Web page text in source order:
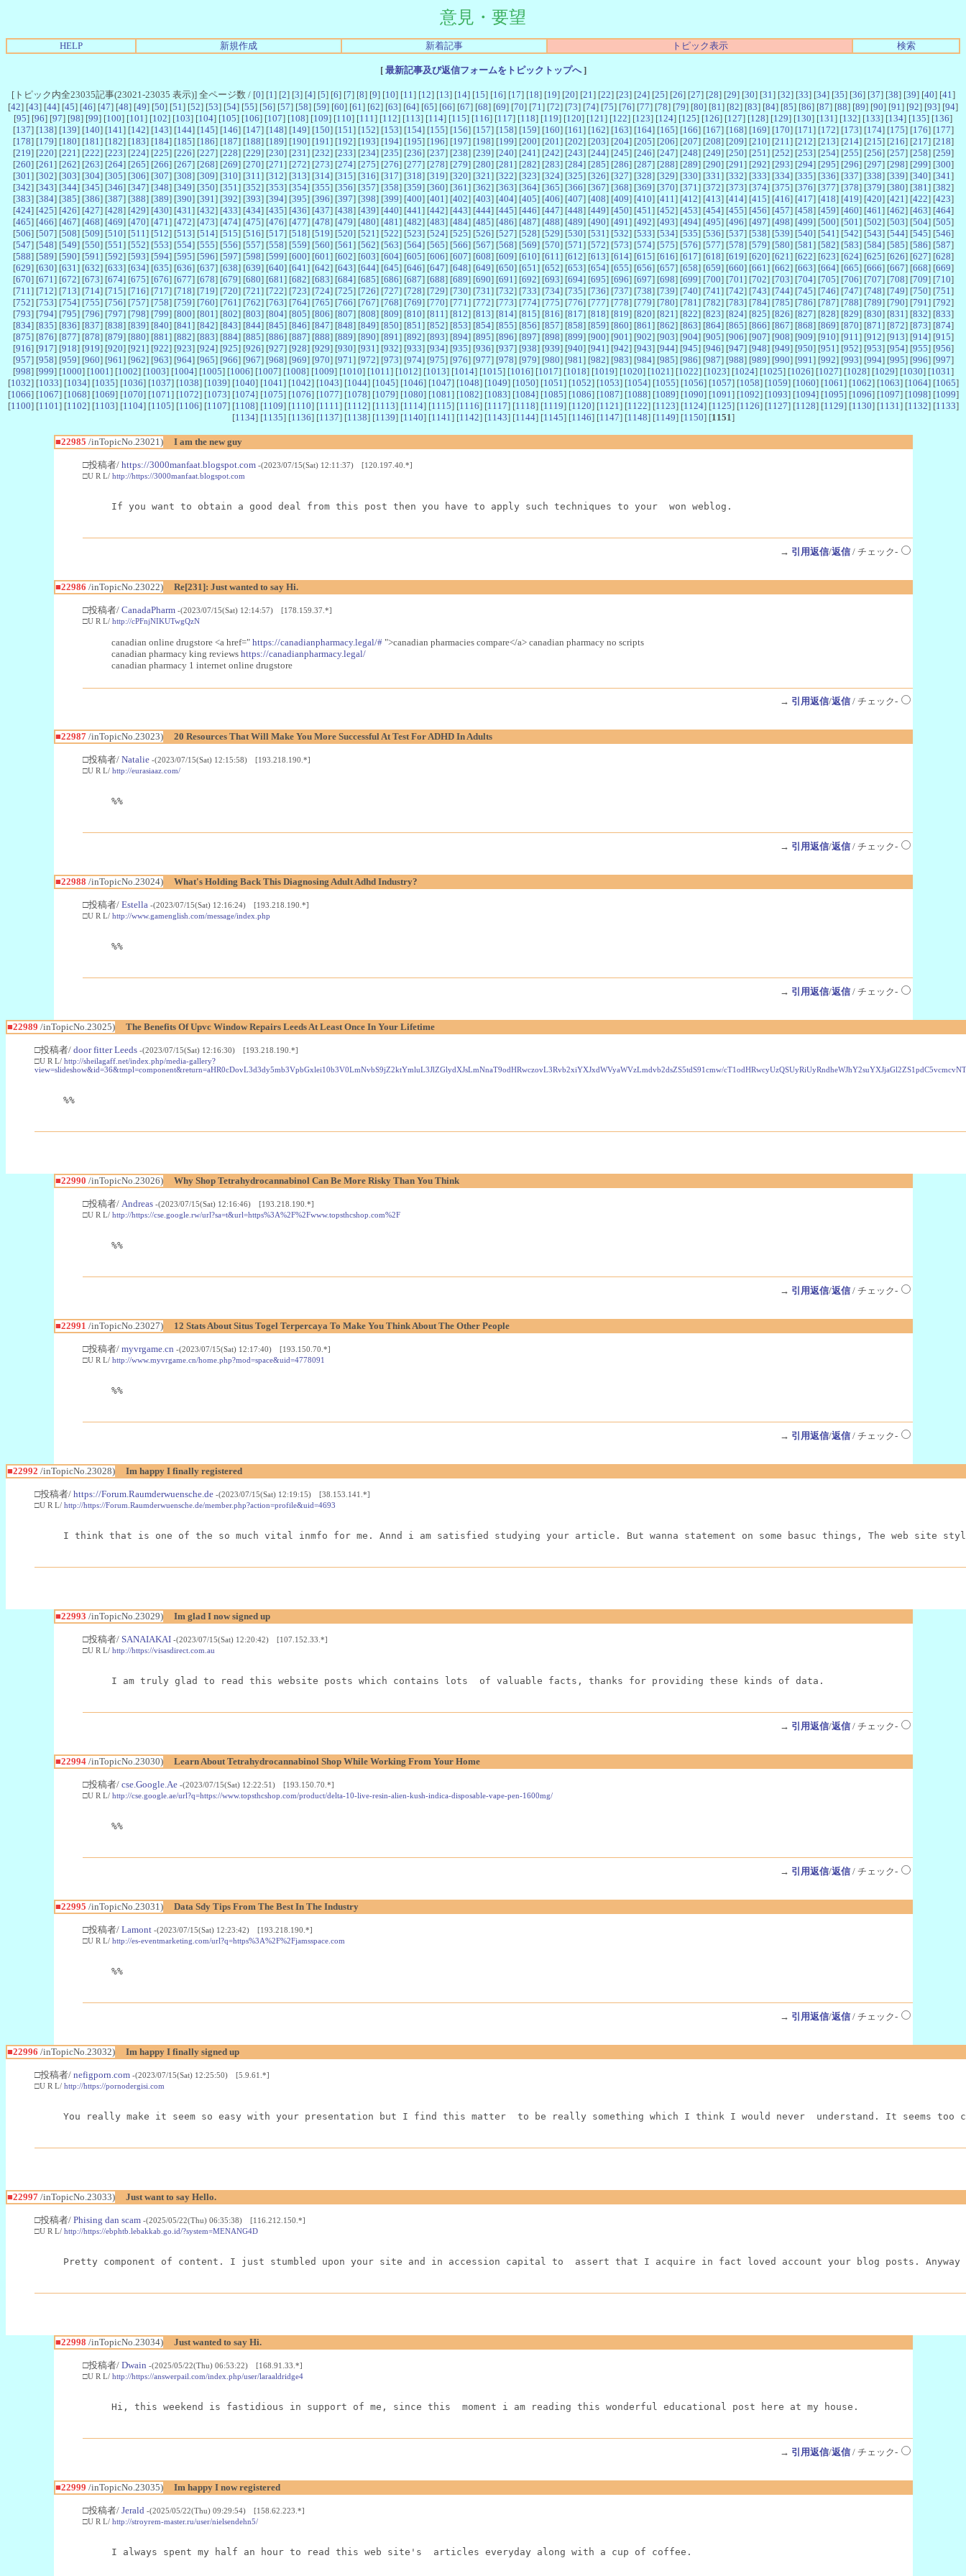
意見・要望
HELP 新規作成 新着記事 トピック表示 検索
[最新記事及び返信フォームをトピックトップへ]
[トピック内全23035記事(23021-23035 表示)] 全ページ数 / [0] [1 ] [2] [3] [4] [5] [6] [7] [8] [9] [10] [11 ] [12] [13] [14] [15] [16] [17] [18] [19] [20] [21 ] [22] [23] [24] [25] [26] [27] [28] [29] [30] [31 ] [32] [33] [34] [35] [36] [37] [38] [39] [40] [41 ]
[42] [43] [44] [45] [46] [47] [48] [49] [50] [51 ] [52] [53] [54] [55] [56] [57] [58] [59] [60] [61 ] [62] [63] [64] [65] [66] [67] [68] [69] [70] [71 ] [72] [73] [74] [75] [76] [77] [78] [79] [80] [81 ] [82] [83] [84] [85] [86] [87] [88] [89] [90] [91 ] [92] [93] [94]
[95] [96] [97] [98] [99] [100] [101 ] [102] [103] [104] [105] [106] [107] [108] [109] [110] [111 ] [112] [113] [114] [115] [116] [117] [118] [119] [120] [121 ] [122] [123] [124] [125] [126] [127] [128] [129] [130] [131 ] [132] [133] [134] [135] [136]
[137] [138] [139] [140] [141 ] [142] [143] [144] [145] [146] [147] [148] [149] [150] [151 ] [152] [153] [154] [155] [156] [157] [158] [159] [160] [161 ] [162] [163] [164] [165] [166] [167] [168] [169] [170] [171 ] [172] [173] [174] [175] [176] [177]
[178] [179] [180] [181 ] [182] [183] [184] [185] [186] [187] [188] [189] [190] [191 ] [192] [193] [194] [195] [196] [197] [198] [199] [200] [201 ] [202] [203] [204] [205] [206] [207] [208] [209] [210] [211 ] [212] [213] [214] [215] [216] [217] [218]
[219] [220] [221 ] [222] [223] [224] [225] [226] [227] [228] [229] [230] [231 ] [232] [233] [234] [235] [236] [237] [238] [239] [240] [241 ] [242] [243] [244] [245] [246] [247] [248] [249] [250] [251 ] [252] [253] [254] [255] [256] [257] [258] [259]
[260] [261 ] [262] [263] [264] [265] [266] [267] [268] [269] [270] [271 ] [272] [273] [274] [275] [276] [277] [278] [279] [280] [281 ] [282] [283] [284] [285] [286] [287] [288] [289] [290] [291 ] [292] [293] [294] [295] [296] [297] [298] [299] [300]
[301 ] [302] [303] [304] [305] [306] [307] [308] [309] [310] [311 ] [312] [313] [314] [315] [316] [317] [318] [319] [320] [321 ] [322] [323] [324] [325] [326] [327] [328] [329] [330] [331 ] [332] [333] [334] [335] [336] [337] [338] [339] [340] [341 ]
[342] [343] [344] [345] [346] [347] [348] [349] [350] [351 ] [352] [353] [354] [355] [356] [357] [358] [359] [360] [361 ] [362] [363] [364] [365] [366] [367] [368] [369] [370] [371 ] [372] [373] [374] [375] [376] [377] [378] [379] [380] [381 ] [382]
[383] [384] [385] [386] [387] [388] [389] [390] [391 ] [392] [393] [394] [395] [396] [397] [398] [399] [400] [401 ] [402] [403] [404] [405] [406] [407] [408] [409] [410] [411 ] [412] [413] [414] [415] [416] [417] [418] [419] [420] [421 ] [422] [423]
[424] [425] [426] [427] [428] [429] [430] [431 ] [432] [433] [434] [435] [436] [437] [438] [439] [440] [441 ] [442] [443] [444] [445] [446] [447] [448] [449] [450] [451 ] [452] [453] [454] [455] [456] [457] [458] [459] [460] [461 ] [462] [463] [464]
[465] [466] [467] [468] [469] [470] [471 ] [472] [473] [474] [475] [476] [477] [478] [479] [480] [481 ] [482] [483] [484] [485] [486] [487] [488] [489] [490] [491 ] [492] [493] [494] [495] [496] [497] [498] [499] [500] [501 ] [502] [503] [504] [505]
[506] [507] [508] [509] [510] [511 ] [512] [513] [514] [515] [516] [517] [518] [519] [520] [521 ] [522] [523] [524] [525] [526] [527] [528] [529] [530] [531 ] [532] [533] [534] [535] [536] [537] [538] [539] [540] [541 ] [542] [543] [544] [545] [546]
[547] [548] [549] [550] [551 ] [552] [553] [554] [555] [556] [557] [558] [559] [560] [561 ] [562] [563] [564] [565] [566] [567] [568] [569] [570] [571 ] [572] [573] [574] [575] [576] [577] [578] [579] [580] [581 ] [582] [583] [584] [585] [586] [587]
[588] [589] [590] [591 ] [592] [593] [594] [595] [596] [597] [598] [599] [600] [601 ] [602] [603] [604] [605] [606] [607] [608] [609] [610] [611 ] [612] [613] [614] [615] [616] [617] [618] [619] [620] [621 ] [622] [623] [624] [625] [626] [627] [628]
[629] [630] [631 ] [632] [633] [634] [635] [636] [637] [638] [639] [640] [641 ] [642] [643] [644] [645] [646] [647] [648] [649] [650] [651 ] [652] [653] [654] [655] [656] [657] [658] [659] [660] [661 ] [662] [663] [664] [665] [666] [667] [668] [669]
[670] [671 ] [672] [673] [674] [675] [676] [677] [678] [679] [680] [681 ] [682] [683] [684] [685] [686] [687] [688] [689] [690] [691 ] [692] [693] [694] [695] [696] [697] [698] [699] [700] [701 ] [702] [703] [704] [705] [706] [707] [708] [709] [710]
[711 ] [712] [713] [714] [715] [716] [717] [718] [719] [720] [721 ] [722] [723] [724] [725] [726] [727] [728] [729] [730] [731 ] [732] [733] [734] [735] [736] [737] [738] [739] [740] [741 ] [742] [743] [744] [745] [746] [747] [748] [749] [750] [751 ]
[752] [753] [754] [755] [756] [757] [758] [759] [760] [761 ] [762] [763] [764] [765] [766] [767] [768] [769] [770] [771 ] [772] [773] [774] [775] [776] [777] [778] [779] [780] [781 ] [782] [783] [784] [785] [786] [787] [788] [789] [790] [791 ] [792]
[793] [794] [795] [796] [797] [798] [799] [800] [801 ] [802] [803] [804] [805] [806] [807] [808] [809] [810] [811 ] [812] [813] [814] [815] [816] [817] [818] [819] [820] [821 ] [822] [823] [824] [825] [826] [827] [828] [829] [830] [831 ] [832] [833]
[834] [835] [836] [837] [838] [839] [840] [841 ] [842] [843] [844] [845] [846] [847] [848] [849] [850] [851 ] [852] [853] [854] [855] [856] [857] [858] [859] [860] [861 ] [862] [863] [864] [865] [866] [867] [868] [869] [870] [871 ] [872] [873] [874]
[875] [876] [877] [878] [879] [880] [881 ] [882] [883] [884] [885] [886] [887] [888] [889] [890] [891 ] [892] [893] [894] [895] [896] [897] [898] [899] [900] [901 ] [902] [903] [904] [905] [906] [907] [908] [909] [910] [911 ] [912] [913] [914] [915]
[916] [917] [918] [919] [920] [921 ] [922] [923] [924] [925] [926] [927] [928] [929] [930] [931 ] [932] [933] [934] [935] [936] [937] [938] [939] [940] [941 ] [942] [943] [944] [945] [946] [947] [948] [949] [950] [951 ] [952] [953] [954] [955] [956]
[957] [958] [959] [960] [961 ] [962] [963] [964] [965] [966] [967] [968] [969] [970] [971 ] [972] [973] [974] [975] [976] [977] [978] [979] [980] [981 ] [982] [983] [984] [985] [986] [987] [988] [989] [990] [991 ] [992] [993] [994] [995] [996] [997]
[998] [999] [1000] [1001 ] [1002] [1003] [1004] [1005] [1006] [1007] [1008] [1009] [1010] [1011 ] [1012] [1013] [1014] [1015] [1016] [1017] [1018] [1019] [1020] [1021 ] [1022] [1023] [1024] [1025] [1026] [1027] [1028] [1029] [1030] [1031 ]
[1032] [1033] [1034] [1035] [1036] [1037] [1038] [1039] [1040] [1041 ] [1042] [1043] [1044] [1045] [1046] [1047] [1048] [1049] [1050] [1051 ] [1052] [1053] [1054] [1055] [1056] [1057] [1058] [1059] [1060] [1061 ] [1062] [1063] [1064] [1065]
[1066] [1067] [1068] [1069] [1070] [1071 ] [1072] [1073] [1074] [1075] [1076] [1077] [1078] [1079] [1080] [1081 ] [1082] [1083] [1084] [1085] [1086] [1087] [1088] [1089] [1090] [1091 ] [1092] [1093] [1094] [1095] [1096] [1097] [1098] [1099]
[1100] [1101 ] [1102] [1103] [1104] [1105] [1106] [1107] [1108] [1109] [1110] [1111 ] [1112] [1113] [1114] [1115] [1116] [1117] [1118] [1119] [1120] [1121 ] [1122] [1123] [1124] [1125] [1126] [1127] [1128] [1129] [1130] [1131 ] [1132] [1133]
[1134] [1135] [1136] [1137] [1138] [1139] [1140] [1141 ] [1142] [1143] [1144] [1145] [1146] [1147] [1148] [1149] [1150] [1151]
■22985 /inTopicNo.23021) I am the new guy
□投稿者/ https://3000manfaat.blogspot.com -(2023/07/15(Sat) 12:11:37) [120.197.40.*]
□U R L/ http://https://3000manfaat.blogspot.com
If you want to obtain a good deal from this post then you have to apply such techniques to your  won weblog.
→ 引用返信/返信/ チェック-
■22986 /inTopicNo.23022) Re[231]: Just wanted to say Hi.
□投稿者/ CanadaPharm -(2023/07/15(Sat) 12:14:57) [178.159.37.*]
□U R L/ http://cPFnjNIKUTwgQzN
canadian online drugstore <a href=" https://canadianpharmacy.legal/#">canadian pharmacies compare</a> canadian pharmacy no scripts
canadian pharmacy king reviews https://canadianpharmacy.legal/
canadian pharmacy 1 internet online drugstore
→ 引用返信/返信/ チェック-
■22987/inTopicNo.23023) 20 Resources That Will Make You More Successful At Test For ADHD In Adults
□投稿者/ Natalie -(2023/07/15(Sat) 12:15:58) [193.218.190.*]
□U R L/ http://eurasiaaz.com/
%%
→ 引用返信/返信/ チェック-
■22988 /inTopicNo.23024) What's Holding Back This Diagnosing Adult Adhd Industry?
□投稿者/ Estella -(2023/07/15(Sat) 12:16:24) [193.218.190.*]
□U R L/ http://www.gamenglish.com/message/index.php
%%
→ 引用返信/返信/ チェック-
■22989 /inTopicNo.23025) The Benefits Of Upvc Window Repairs Leeds At Least Once In Your Lifetime
□投稿者/ door fitter Leeds -(2023/07/15(Sat) 12:16:30) [193.218.190.*]
□U R L/ http://sheilagaff.net/index.php/media-gallery?
view=slideshow&id=36&tmpl=component&return=aHR0cDovL3d3dy5mb3VpbGxlei10b3V0LmNvbS9jZ2ktYmluL3JlZGlydXJsLmNnaT9odHRwczovL3Rvb2xiYXJxdWVyaWVzLmdvb2dsZS5tdS91cmw/
%%
■22990 /inTopicNo.23026) Why Shop Tetrahydrocannabinol Can Be More Risky Than You Think
□投稿者/ Andreas -(2023/07/15(Sat) 12:16:46) [193.218.190.*]
□U R L/ http://https://cse.google.rw/url?sa=t&url=https%3A%2F%2Fwww.topsthcshop.com%2F
%%
→ 引用返信/返信/ チェック-
■22991 /inTopicNo.23027) 12 Stats About Situs Togel Terpercaya To Make You Think About The Other People
□投稿者/ myvrgame.cn -(2023/07/15(Sat) 12:17:40) [193.150.70.*]
□U R L/ http://www.myvrgame.cn/home.php?mod=space&uid=4778091
%%
→ 引用返信/返信/ チェック-
■22992 /inTopicNo.23028) Im happy I finally registered
□投稿者/ https://Forum.Raumderwuensche.de -(2023/07/15(Sat) 12:19:15) [38.153.141.*]
□U R L/ http://https://Forum.Raumderwuensche.de/member.php?action=profile&uid=4693
I think that is one of the so much vital inmfo for me. Annd i am satisfied studying your article. But wanna statement on some basuc things, The web
■22993 /inTopicNo.23029) Im glad I now signed up
□投稿者/ SANAIAKAI -(2023/07/15(Sat) 12:20:42) [107.152.33.*]
□U R L/ http://https://visasdirect.com.au
I am truly glad to read this website posts which contains lots  of valuable facts, thanks for providing these kinds of data.
→ 引用返信/返信/ チェック-
■22994/inTopicNo.23030) Learn About Tetrahydrocannabinol Shop While Working From Your Home
□投稿者/ cse.Google.Ae -(2023/07/15(Sat) 12:22:51) [193.150.70.*]
□U R L/ http://cse.google.ae/url?q=https://www.topsthcshop.com/product/delta-10-live-resin-alien-kush-indica-disposable-vape-pen-1600mg/
%%
→ 引用返信/返信/ チェック-
■22995 /inTopicNo.23031) Data Sdy Tips From The Best In The Industry
□投稿者/ Lamont -(2023/07/15(Sat) 12:23:42) [193.218.190.*]
□U R L/ http://es-eventmarketing.com/url?q=https%3A%2F%2Fjamsspace.com
%%
→ 引用返信/返信/ チェック-
■22996 /inTopicNo.23032) Im happy I finally signed up
□投稿者/ nefigporn.com -(2023/07/15(Sat) 12:25:50) [5.9.61.*]
□U R L/ http://https://pornodergisi.com
You really make it seem so easy with your presentation but I find this matter  to be really something which I think I would never  understand. It seems
■22997 /inTopicNo.23033) Just want to say Hello.
□投稿者/ Phising dan scam -(2025/05/22(Thu) 06:35:38) [116.212.150.*]
□U R L/ http://https://ebphtb.lebakkab.go.id/?system=MENANG4D
Pretty component of content. I just stumbled upon your site and in accession capital to  assert that I acquire in fact loved account your blog posts.
■22998 /inTopicNo.23034) Just wanted to say Hi.
□投稿者/ Dwain -(2025/05/22(Thu) 06:53:22) [168.91.33.*]
□U R L/ http://https://answerpail.com/index.php/user/laraaldridge4
Hi, this weekend is fastidious in support of me, since this  moment i am reading this wonderful educational post here at my house.
→ 引用返信/返信/ チェック-
■22999 /inTopicNo.23035) Im happy I now registered
□投稿者/ Jerald -(2025/05/22(Thu) 09:29:54) [158.62.223.*]
□U R L/ http://stroyrem-master.ru/user/nielsendehn5/
I always spent my half an hour to read this web site's  articles everyday along with a cup of coffee.